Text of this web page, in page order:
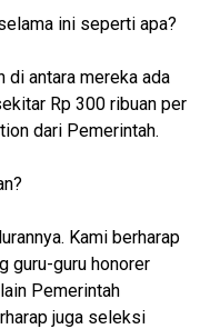
ini seperti apa?
di antara mereka ada
Rp 300 ribuan per
dari Pemerintah.
Kami berharap
guru-guru honorer
Pemerintah
juga seleksi